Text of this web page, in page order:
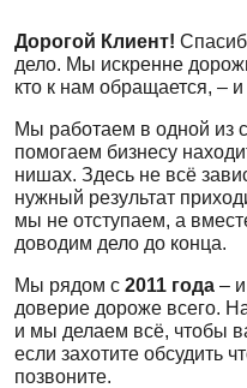
Дорогой Клиент!
дело. Мы искренне
кто к нам обращается, –
Мы работаем в одной из
помогаем бизнесу
нишах. Здесь не всё
нужный результат
мы не отступаем, а
доводим дело до конца.
Мы рядом с 2011 года –
доверие дороже всего.
и мы делаем всё, чтобы
если захотите обсудить
позвоните.